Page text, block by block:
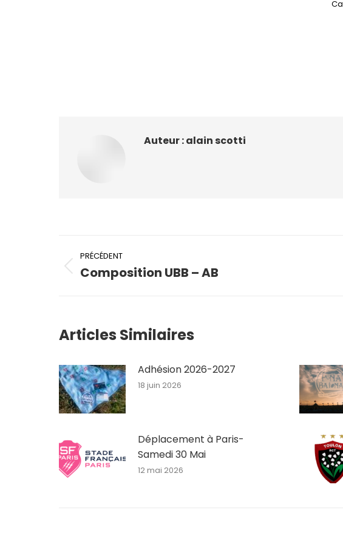
Auteur :alain scotti
Navigation
article
PRÉCÉDENT
Article
Composition UBB – AB
Articles Similaires
Adhésion 2026-2027
18 juin 2026
Déplacement à Paris-
Samedi 30 Mai
12 mai 2026